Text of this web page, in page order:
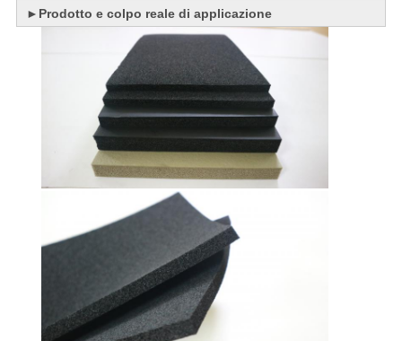
► Prodotto e colpo reale di applicazione